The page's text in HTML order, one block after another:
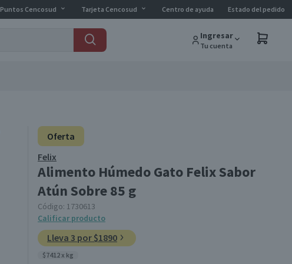
Puntos Cencosud Tarjeta Cencosud Centro de ayuda Estado del pedido
Ingresar
Tu cuenta
Oferta
Felix
Alimento Húmedo Gato Felix Sabor
Atún Sobre 85 g
Código: 1730613
Calificar producto
Lleva 3 por $1890
$7412 x kg